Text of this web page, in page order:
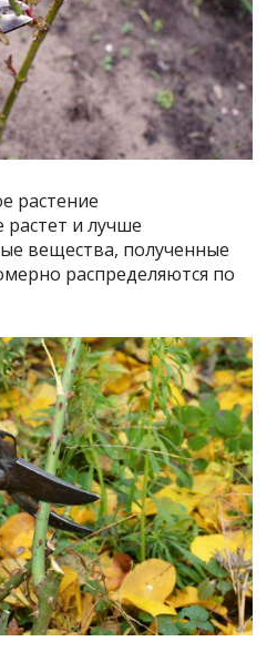
растение
растет и лучше
вещества, полученные
распределяются по